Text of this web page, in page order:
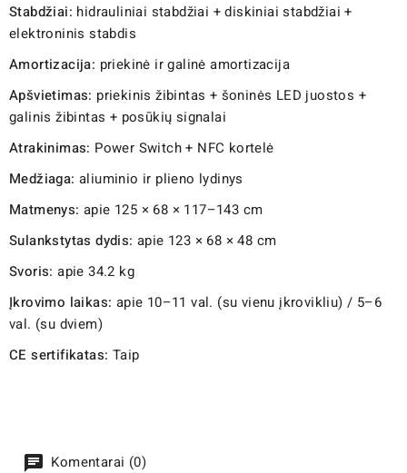
Stabdžiai: hidrauliniai stabdžiai + diskiniai stabdžiai +
elektroninis stabdis
Amortizacija: priekinė ir galinė amortizacija
Apšvietimas: priekinis žibintas + šoninės LED juostos +
galinis žibintas + posūkių signalai
Atrakinimas: Power Switch + NFC kortelė
Medžiaga: aliuminio ir plieno lydinys
Matmenys: apie 125 × 68 × 117–143 cm
Sulankstytas dydis: apie 123 × 68 × 48 cm
Svoris: apie 34.2 kg
Įkrovimo laikas: apie 10–11 val. (su vienu įkrovikliu) / 5–6
val. (su dviem)
CE sertifikatas: Taip
Komentarai (0)